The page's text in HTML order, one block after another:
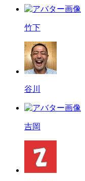
竹下
谷川
吉岡